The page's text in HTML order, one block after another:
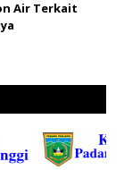
Air Terkait